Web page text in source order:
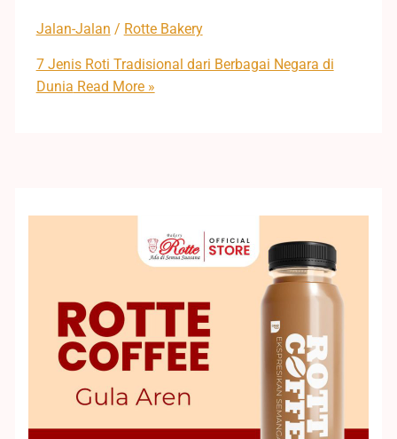
Jalan-Jalan / Rotte Bakery
7 Jenis Roti Tradisional dari Berbagai Negara di
Dunia Read More »